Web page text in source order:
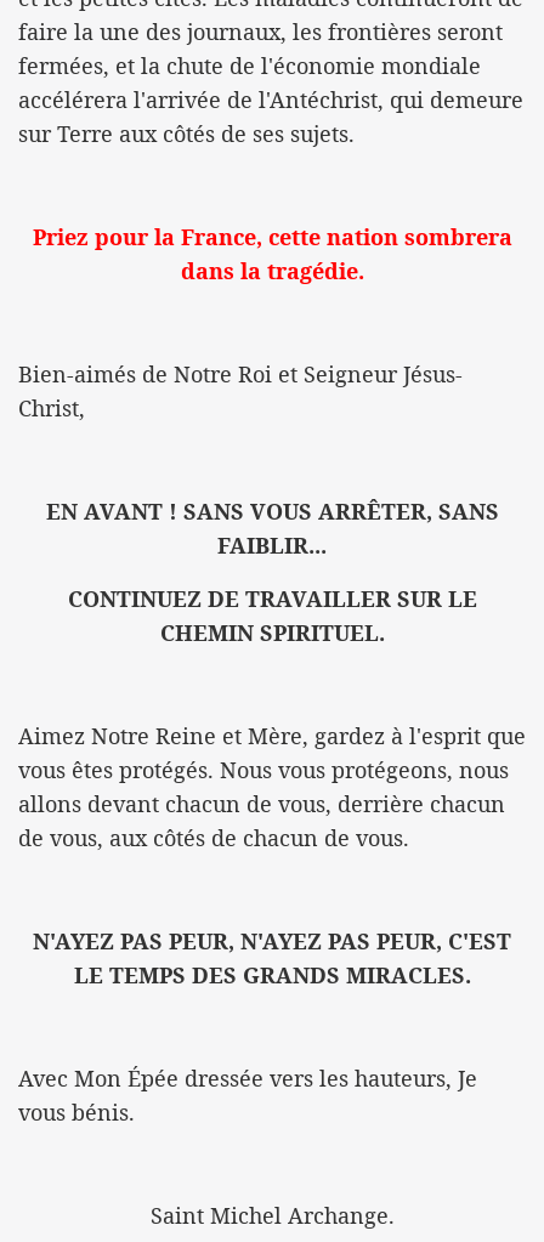
faire la une des journaux, les frontières seront
fermées, et la chute de l'économie mondiale
accélérera l'arrivée de l'Antéchrist, qui demeure
sur Terre aux côtés de ses sujets.
Priez pour la France, cette nation sombrera
dans la tragédie.
Bien-aimés de Notre Roi et Seigneur Jésus-
Christ,
EN AVANT ! SANS VOUS ARRÊTER, SANS
FAIBLIR...
CONTINUEZ DE TRAVAILLER SUR LE
CHEMIN SPIRITUEL.
Aimez Notre Reine et Mère, gardez à l'esprit que
vous êtes protégés. Nous vous protégeons, nous
allons devant chacun de vous, derrière chacun
de vous, aux côtés de chacun de vous.
N'AYEZ PAS PEUR, N'AYEZ PAS PEUR, C'EST
LE TEMPS DES GRANDS MIRACLES.
Avec Mon Épée dressée vers les hauteurs, Je
vous bénis.
Saint Michel Archange.